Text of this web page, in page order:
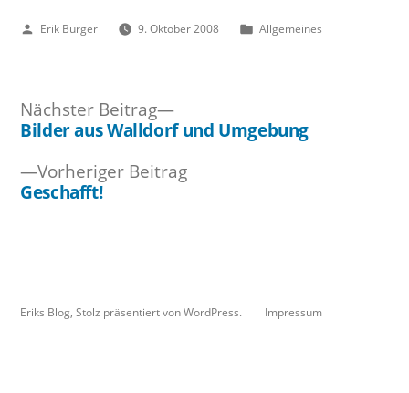
Veröffentlicht
Erik Burger 9. Oktober 2008
Veröffentlicht
Allgemeines
Vorheriger BeitragVorheriger
Geschafft!
Nächster Beitrag
Nächster
Beitrag:
Bilder aus Walldorf und Umgebung
Eriks Blog Stolz präsentiert von WordPress. Impressum